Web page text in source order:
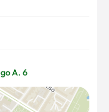
A. 6